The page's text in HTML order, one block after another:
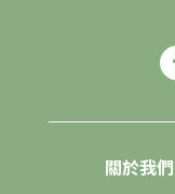
關於我們